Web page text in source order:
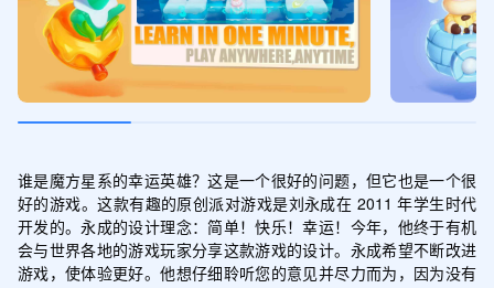
谁是魔方星系的幸运英雄？这是一个很好的问题，但它也是一个很
好的游戏。这款有趣的原创派对游戏是刘永成在 2011 年学生时代
开发的。永成的设计理念：简单！快乐！幸运！今年，他终于有机
会与世界各地的游戏玩家分享这款游戏的设计。永成希望不断改进
游戏，使体验更好。他想仔细聆听您的意见并尽力而为，因为没有